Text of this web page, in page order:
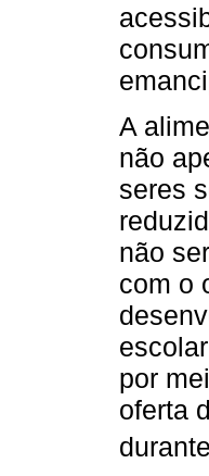
A
não
seres
não
com o
por
oferta